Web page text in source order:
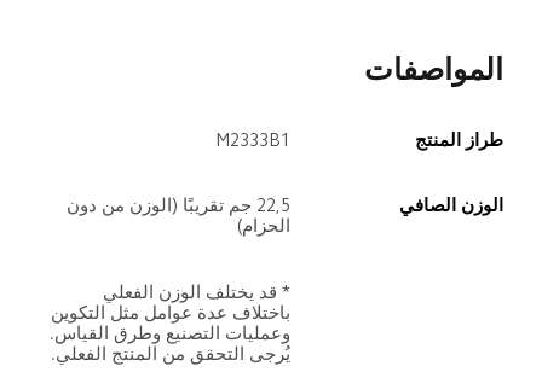
المواصفات
طراز المنتج M2333B1
الوزن الصافي
22,5 جم تقريبًا (الوزن من دون
الحزام)
* قد يختلف الوزن الفعلي
باختلاف عدة عوامل مثل التكوين
وعمليات التصنيع وطرق القياس.
يُرجى التحقق من المنتج الفعلي.